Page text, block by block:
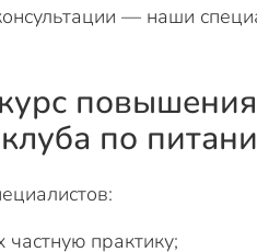
— наши
по
практику;